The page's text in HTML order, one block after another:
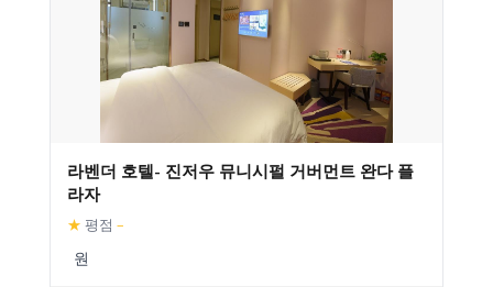
라벤더 호텔- 진저우 뮤니시펄 거버먼트 완다 플
라자
★ 평점 –